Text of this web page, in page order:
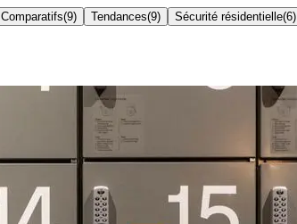
Comparatifs(9) Tendances(9) Sécurité résidentielle(6)